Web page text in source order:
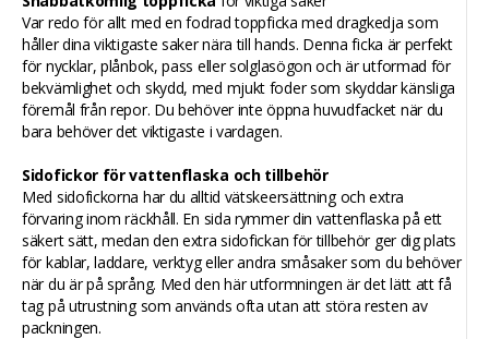
Var redo för allt med en fodrad toppficka med dragkedja som
håller dina viktigaste saker nära till hands. Denna ficka är perfekt
för nycklar, plånbok, pass eller solglasögon och är utformad för
bekvämlighet och skydd, med mjukt foder som skyddar känsliga
föremål från repor. Du behöver inte öppna huvudfacket när du
bara behöver det viktigaste i vardagen.
Sidofickor för vattenflaska och tillbehör
Med sidofickorna har du alltid vätskeersättning och extra
förvaring inom räckhåll. En sida rymmer din vattenflaska på ett
säkert sätt, medan den extra sidofickan för tillbehör ger dig plats
för kablar, laddare, verktyg eller andra småsaker som du behöver
när du är på språng. Med den här utformningen är det lätt att få
tag på utrustning som används ofta utan att störa resten av
packningen.